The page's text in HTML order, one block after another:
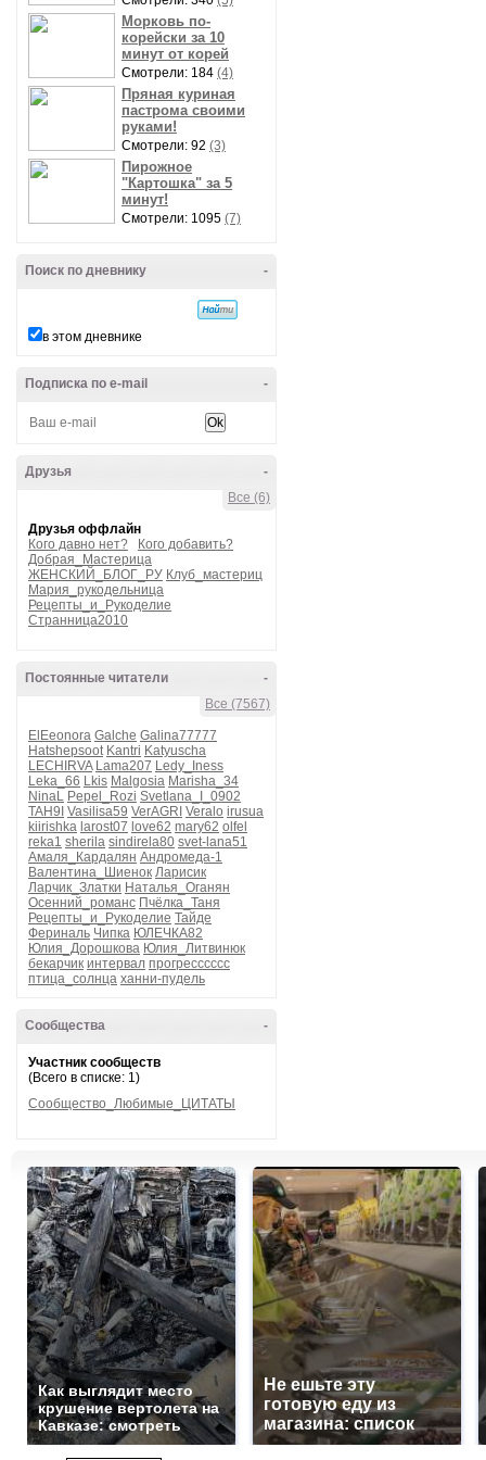
Морковь по-
корейски за 10
минут от корей
Смотрели: 184 (4)
Пряная куриная
пастрома своими
руками!
Смотрели: 92 (3)
Пирожное
"Картошка" за 5
минут!
Смотрели: 1095 (7)
-
Поиск по дневнику
в этом дневнике
-
Подписка по e-mail
-
Друзья
Все (6)
Друзья оффлайн
Кого давно нет?
Кого добавить?
Добрая_Мастерица
ЖЕНСКИЙ_БЛОГ_РУ Клуб_мастериц
Мария_рукодельница
Рецепты_и_Рукоделие
Странница2010
-
Постоянные читатели
Все (7567)
ElEeonora Galche Galina77777
Hatshepsoot Kantri Katyuscha
LECHIRVA Lama207 Ledy_Iness
Leka_66 Lkis Malgosia Marisha_34
NinaL Pepel_Rozi Svetlana_I_0902
TAH9I Vasilisa59 VerAGRI Veralo irusua
kiirishka larost07 love62 mary62 olfel
reka1 sherila sindirela80 svet-lana51
Амаля_Кардалян Андромеда-1
Валентина_Шиенок Ларисик
Ларчик_Златки Наталья_Оганян
Осенний_романс Пчёлка_Таня
Рецепты_и_Рукоделие Тайде
Фериналь Чипка ЮЛЕЧКА82
Юлия_Дорошкова Юлия_Литвинюк
бекарчик интервал прогресссссс
птица_солнца ханни-пудель
-
Сообщества
Участник сообществ
(Всего в списке: 1)
Сообщество_Любимые_ЦИТАТЫ
Как выглядит место
крушение вертолета на
Кавказе: смотреть
Не ешьте эту
готовую еду из
магазина: список